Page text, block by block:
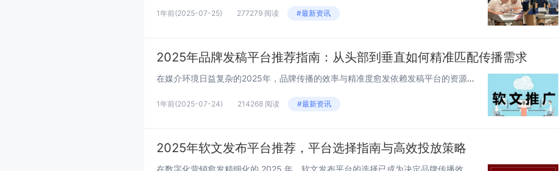
1年前(2025-07-25) 277279 阅读 #最新资讯
2025年品牌发稿平台推荐指南：从头部到垂直如何精准匹配传播需求
在媒介环境日益复杂的2025年，品牌传播的效率与精准度愈发依赖发稿平台的资源整合能力与专业度。无论是新品上市需要快速建立声量，还是企业想通过权威背书强化公信力，抑或出海品牌寻求全球化曝光，选择适配的发稿伙伴已成为传播链路的关键一环。基于对当...
1年前(2025-07-24) 214268 阅读 #最新资讯
2025年软文发布平台推荐，平台选择指南与高效投放策略
在数字化营销愈发精细化的 2025 年，软文发布平台的选择已成为决定品牌传播效果与营销投资回报率的关键因素。无论是企业重大事件的权威发布，还是日常的产品推广，能否精准匹配高适配性的平台，直接影响着目标受众触达效率与内容的...